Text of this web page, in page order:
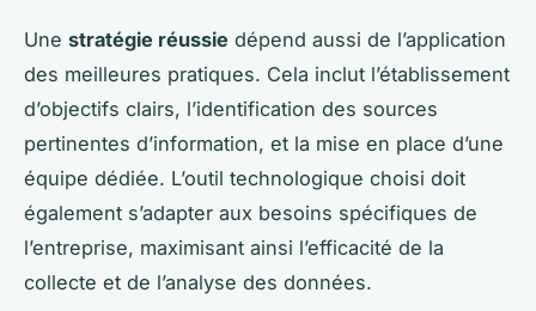
Une stratégie réussie dépend aussi de l’application
des meilleures pratiques. Cela inclut l’établissement
d’objectifs clairs, l’identification des sources
pertinentes d’information, et la mise en place d’une
équipe dédiée. L’outil technologique choisi doit
également s’adapter aux besoins spécifiques de
l’entreprise, maximisant ainsi l’efficacité de la
collecte et de l’analyse des données.